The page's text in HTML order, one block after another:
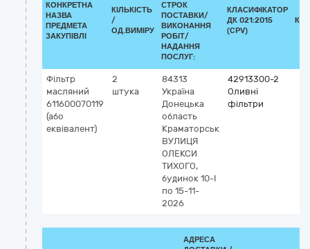
КОНКРЕТНА
НАЗВА
ПРЕДМЕТА
ЗАКУПІВЛІ
КІЛЬКІСТЬ
/
ОД.ВИМІРУ
СТРОК
ПОСТАВКИ/
ВИКОНАННЯ
РОБІТ/
НАДАННЯ
ПОСЛУГ:
КЛАСИФІКАТОР
ДК 021:2015
(CPV)
Фільтр
масляний
611600070119
(або
еквівалент)
2
штука
84313
Україна
Донецька
область
Краматорськ
ВУЛИЦЯ
ОЛЕКСИ
ТИХОГО,
будинок 10-І
по 15-11-
2026
42913300-2
Оливні
фільтри
АДРЕСА